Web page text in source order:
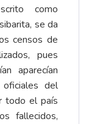
como
se da
censos de
pues
aparecían
del
todo el país
fallecidos,